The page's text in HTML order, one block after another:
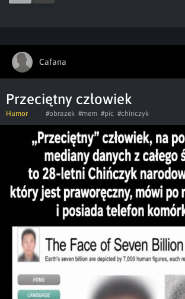
Cafana
Przeciętny człowiek
Humor #obrazek #mem #pic #chinczyk